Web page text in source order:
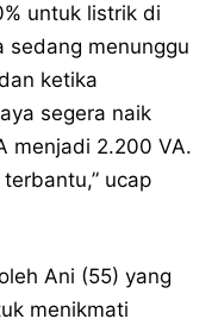
untuk listrik di
sedang menunggu
ketika
segera naik
menjadi 2.200 VA.
ucap
Ani (55) yang
menikmati